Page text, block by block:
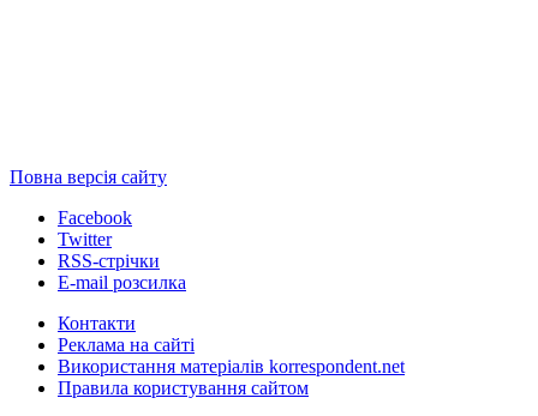
Повна версія сайту
Facebook
Twitter
RSS-стрічки
E-mail розсилка
Контакти
Реклама на сайті
Використання матеріалів korrespondent.net
Правила користування сайтом